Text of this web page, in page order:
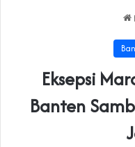
Eksepsi
Banten